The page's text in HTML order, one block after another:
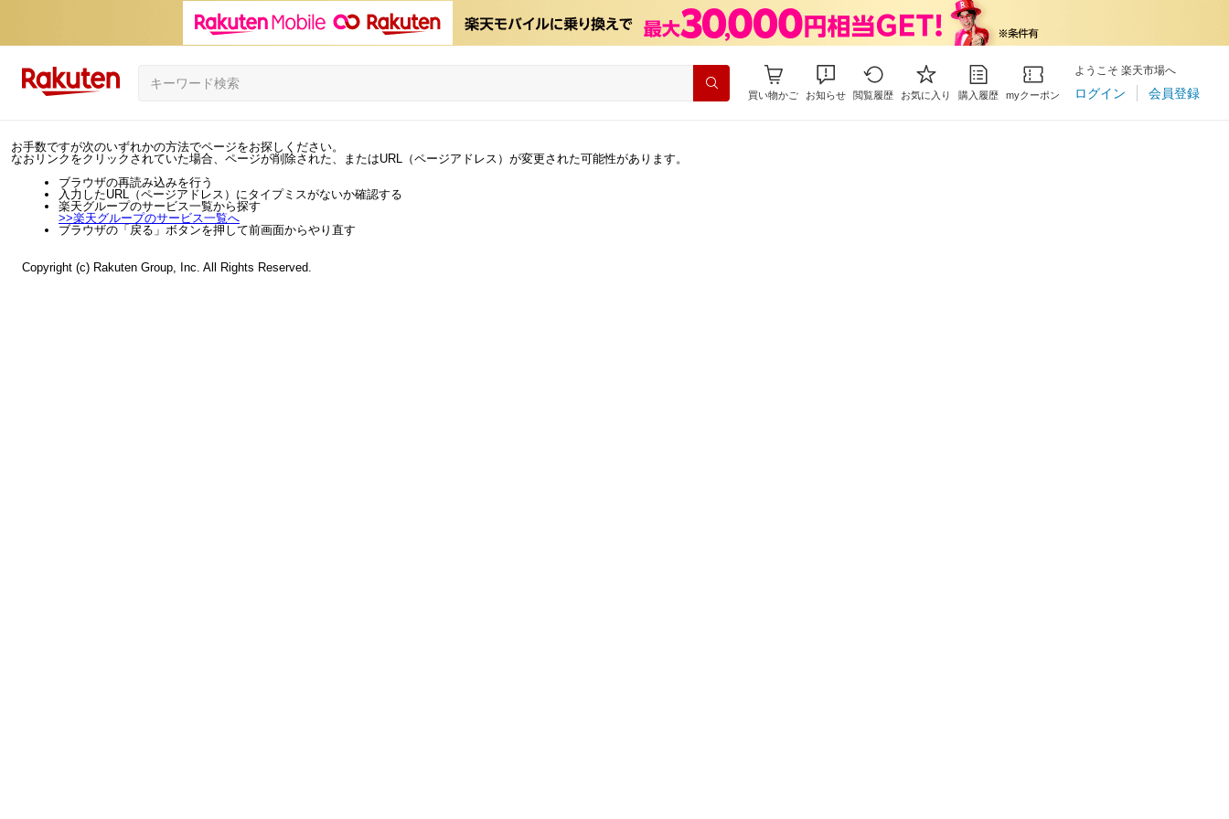
買い物かご お知らせ 閲覧履歴 お気に入り 購入履歴 myクーポン
ようこそ 楽天市場へ
ログイン 会員登録
お手数ですが次のいずれかの方法でページをお探しください。
なおリンクをクリックされていた場合、ページが削除された、またはURL（ページアドレス）が変更された可能性があります。
ブラウザの再読み込みを行う
入力したURL（ページアドレス）にタイプミスがないか確認する
楽天グループのサービス一覧から探す
>>楽天グループのサービス一覧へ
ブラウザの「戻る」ボタンを押して前画面からやり直す
Copyright (c) Rakuten Group, Inc. All Rights Reserved.